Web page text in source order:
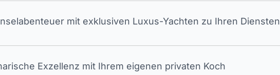
mit exklusiven Luxus-Yachten zu Ihren Diensten
Exzellenz mit Ihrem eigenen privaten Koch